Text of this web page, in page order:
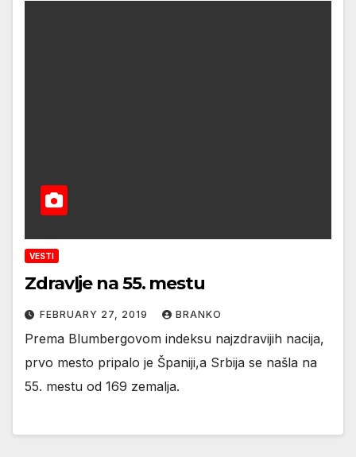
VESTI
Zdravlje na 55. mestu
FEBRUARY 27, 2019 BRANKO
Prema Blumbergovom indeksu najzdravijih nacija,
prvo mesto pripalo je Španiji,a Srbija se našla na
55. mestu od 169 zemalja.